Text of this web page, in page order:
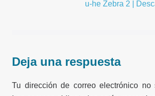
u-he Zebra 2 |
Deja una respuesta
Tu dirección de correo electrónico no